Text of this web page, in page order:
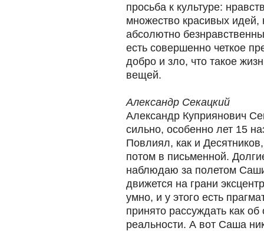
просьба к культуре:
множество красивых идей,
абсолютно
есть совершенно четкое
добро и зло, что такое
вещей.
Александр Секацкий
Александр Куприянович
сильно, особенно лет 15
Повлиял, как и
потом в письменной.
наблюдаю за полетом
движется на грани
умно, и у этого есть
принято рассуждать как
реальности. А вот Саша